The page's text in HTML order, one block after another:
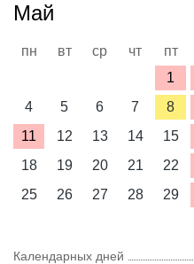
Май
пн вт ср чт пт
1
4
5 6 7 8
11
12 13 14 15
18
19 20 21 22
25
26 27 28 29
Календарных дней